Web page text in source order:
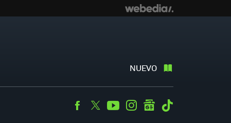
NUEVO
Facebook
TwitterYoutubeInstagramgooglenews